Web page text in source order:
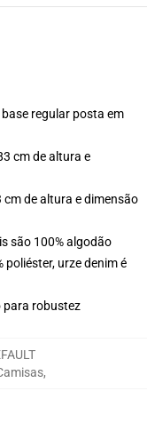
regular posta em
cm de altura e
de altura e dimensão
são 100% algodão
urze denim é
para robustez
,